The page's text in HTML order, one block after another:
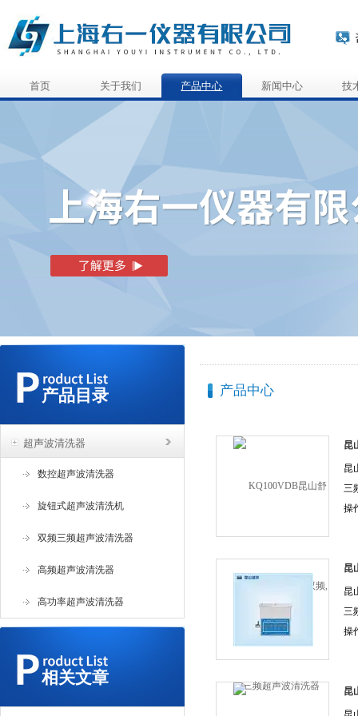
首页 关于我们 产品中心 新闻中心 技
产品目录
超声波清洗器
数控超声波清洗器
旋钮式超声波清洗机
双频三频超声波清洗器
高频超声波清洗器
高功率超声波清洗器
相关文章
产品中心
昆
三
昆
三
操
转
升
个
可
昆
三
昆
三
操
转
升
昆
三